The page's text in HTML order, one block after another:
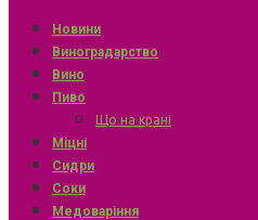
Новини
Виноградарство
Вино
Пиво
Що на крані
Міцні
Сидри
Соки
Медоваріння